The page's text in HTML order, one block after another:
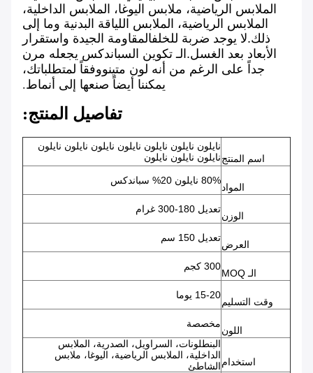
الملابس الرياضية، ملابس اليوغا، الملابس الداخلية،
الملابس الرياضية، الملابس اللياقة البدنية وما إلى
ذلك.لا يوجد ضربة للخلفالمقاومة الجيدة واستقرار
الأبعاد بعد الغسل.الـ تكوين السباندكس يجعله مرن
جداً على الرغم من أنه لون متينووفقاً لمتطلباتك،
يمكننا أيضاً صنعها إلى أنماط.
تفاصيل المنتج:
اسم المنتج
نايلون نايلون نايلون نايلون نايلون نايلون نايلون
نايلون نايلون نايلون
المواد
80% نايلون 20% سباندكس
الوزن
تعديل 180-300 غرام
العرض
تعديل 150 سم
الـ MOQ
300 كجم
وقت التسليم
15-20 يوما
اللون
مخصصة
استخدام
البنطلونات، السراويل، الصدرية، الملابس
الداخلية، الملابس الرياضية، اليوغا، ملابس
الشاطئ